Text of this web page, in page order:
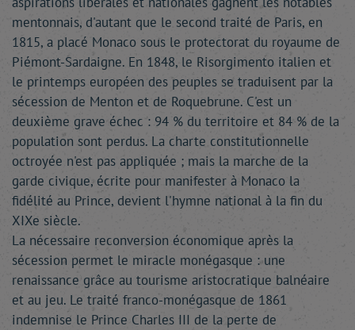
mentonnais, d'autant que le second traité de Paris, en
1815, a placé Monaco sous le protectorat du royaume de
Piémont-Sardaigne. En 1848, le Risorgimento italien et
le printemps européen des peuples se traduisent par la
sécession de Menton et de Roquebrune. C'est un
deuxième grave échec : 94 % du territoire et 84 % de la
population sont perdus. La charte constitutionnelle
octroyée n'est pas appliquée ; mais la marche de la
garde civique, écrite pour manifester à Monaco la
fidélité au Prince, devient l'hymne national à la fin du
XIXe siècle.
La nécessaire reconversion économique après la
sécession permet le miracle monégasque : une
renaissance grâce au tourisme aristocratique balnéaire
et au jeu. Le traité franco-monégasque de 1861
indemnise le Prince Charles III de la perte de